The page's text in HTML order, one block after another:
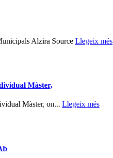
Alzira Source Llegeix més
Màster,
Màster, on... Llegeix més